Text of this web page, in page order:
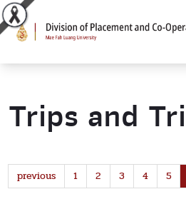
Trips and
previous 1 2 3 4 5